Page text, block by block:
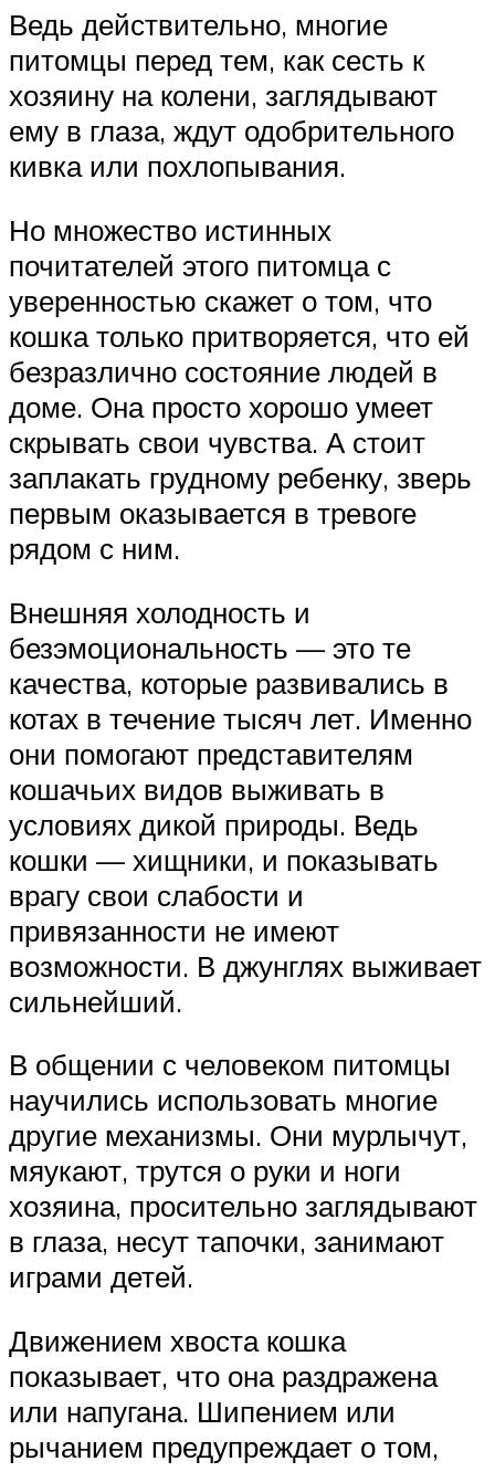
Ведь действительно, многие
питомцы перед тем, как сесть к
хозяину на колени, заглядывают
ему в глаза, ждут одобрительного
кивка или похлопывания.
Но множество истинных
почитателей этого питомца с
уверенностью скажет о том, что
кошка только притворяется, что ей
безразлично состояние людей в
доме. Она просто хорошо умеет
скрывать свои чувства. А стоит
заплакать грудному ребенку, зверь
первым оказывается в тревоге
рядом с ним.
Внешняя холодность и
безэмоциональность — это те
качества, которые развивались в
котах в течение тысяч лет. Именно
они помогают представителям
кошачьих видов выживать в
условиях дикой природы. Ведь
кошки — хищники, и показывать
врагу свои слабости и
привязанности не имеют
возможности. В джунглях выживает
сильнейший.
В общении с человеком питомцы
научились использовать многие
другие механизмы. Они мурлычут,
мяукают, трутся о руки и ноги
хозяина, просительно заглядывают
в глаза, несут тапочки, занимают
играми детей.
Движением хвоста кошка
показывает, что она раздражена
или напугана. Шипением или
рычанием предупреждает о том,